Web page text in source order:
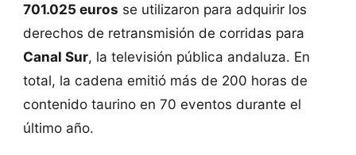
701.025 euros se utilizaron para adquirir los
derechos de retransmisión de corridas para
Canal Sur, la televisión pública andaluza. En
total, la cadena emitió más de 200 horas de
contenido taurino en 70 eventos durante el
último año.